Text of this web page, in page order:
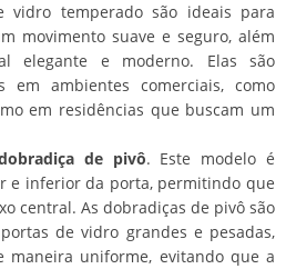
vidro temperado são ideais para
movimento suave e seguro, além
elegante e moderno. Elas são
em ambientes comerciais, como
em residências que buscam um
de pivô. Este modelo é
e inferior da porta, permitindo que
central. As dobradiças de pivô são
de vidro grandes e pesadas,
maneira uniforme, evitando que a